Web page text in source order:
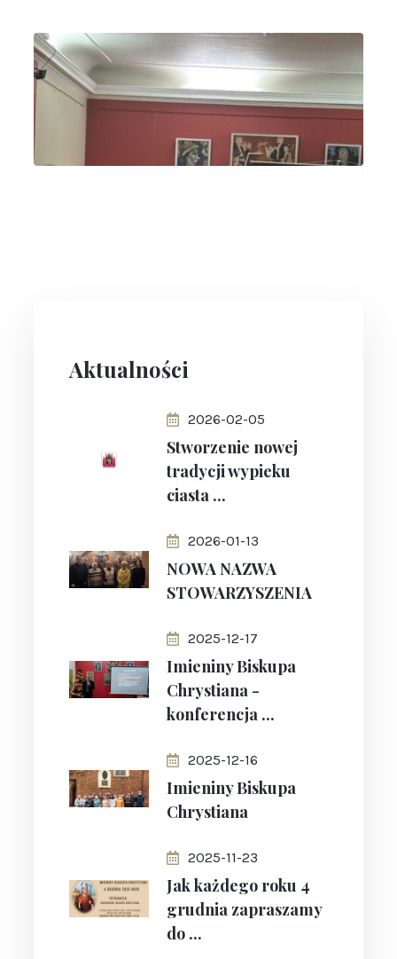
Aktualności
2026-02-05
Stworzenie nowej
tradycji wypieku
ciasta ...
2026-01-13
NOWA NAZWA
STOWARZYSZENIA
2025-12-17
Imieniny Biskupa
Chrystiana -
konferencja ...
2025-12-16
Imieniny Biskupa
Chrystiana
2025-11-23
Jak każdego roku 4
grudnia zapraszamy
do ...